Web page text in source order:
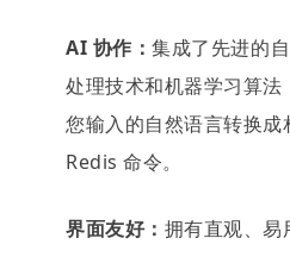
AI 协作：集成了先进的
处理技术和机器学习算法
您输入的自然语言转换成
Redis 命令。
界面友好： 拥有直观、易